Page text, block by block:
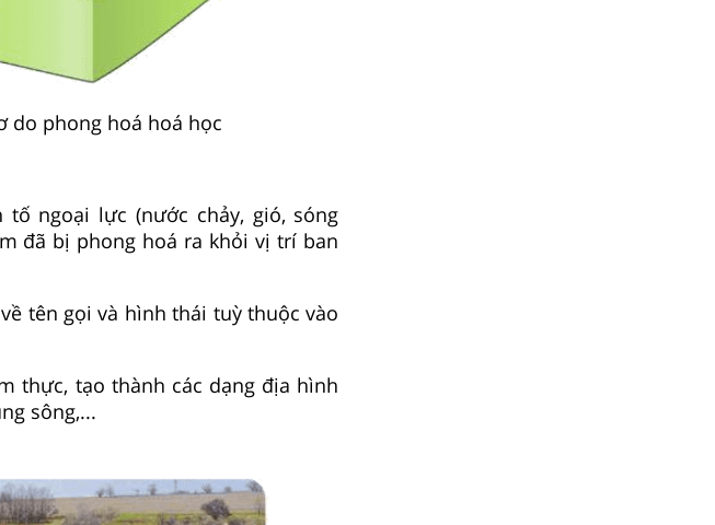
do phong hoá hoá học
ngoại lực (nước chảy, gió, sóng
đã bị phong hoá ra khỏi vị trí ban
tên gọi và hình thái tuỳ thuộc vào
thực, tạo thành các dạng địa hình
sông,...